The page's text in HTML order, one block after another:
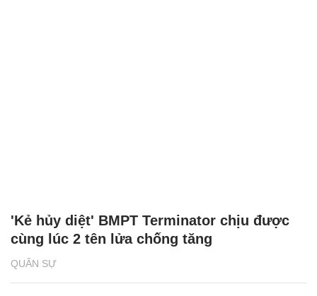
QUÂN SỰ
'Kẻ hủy diệt' BMPT Terminator chịu được
cùng lúc 2 tên lửa chống tăng